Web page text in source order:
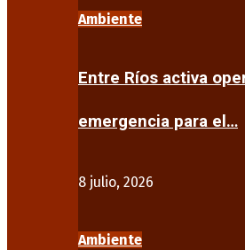
Ambiente
Entre Ríos activa
emergencia para el…
8 julio, 2026
Ambiente